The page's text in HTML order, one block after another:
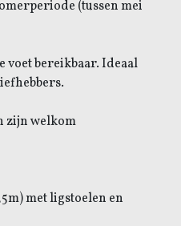
(tussen mei
voet bereikbaar. Ideaal
zijn welkom
met ligstoelen en